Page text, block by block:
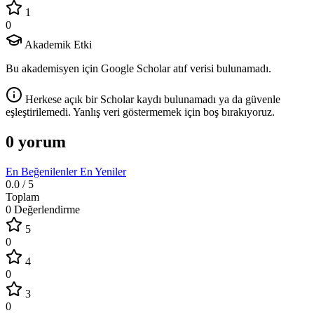
1
0
Akademik Etki
Bu akademisyen için Google Scholar atıf verisi bulunamadı.
Herkese açık bir Scholar kaydı bulunamadı ya da güvenle
eşleştirilemedi. Yanlış veri göstermemek için boş bırakıyoruz.
0 yorum
En BeğenilenlerEn Yeniler
0.0 / 5
Toplam
0 Değerlendirme
5
0
4
0
3
0